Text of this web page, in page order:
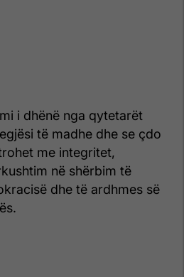
i dhënë nga qytetarët
të madhe dhe se çdo
me integritet,
në shërbim të
dhe të ardhmes së